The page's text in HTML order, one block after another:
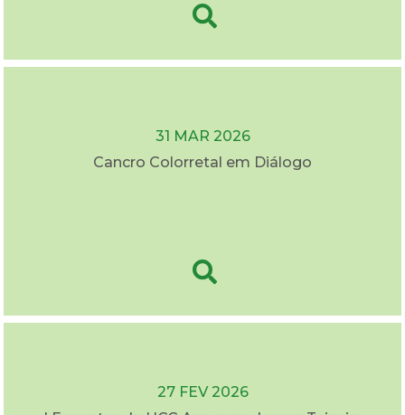
31 MAR 2026
Cancro Colorretal em Diálogo
27 FEV 2026